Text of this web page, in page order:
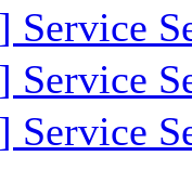
Service
Service
Service